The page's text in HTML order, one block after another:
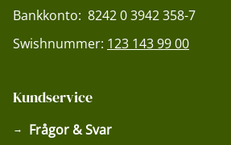
Bankkonto: 8242 0 3942 358-7
Swishnummer: 123 143 99 00
Kundservice
Frågor & Svar